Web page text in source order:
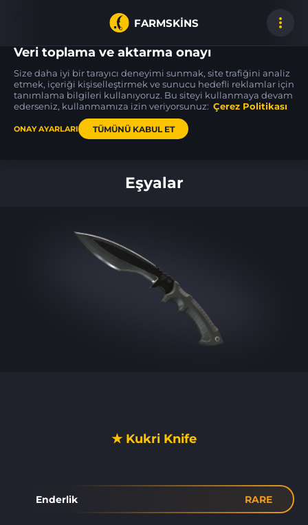
FARMSKINS
P250
Verdigris STWW
48
Eşyalar
★ Kukri Knife
Enderlik RARE
Veri toplama ve aktarma onayı
Size daha iyi bir tarayıcı deneyimi sunmak, site trafiğini analiz
etmek, içeriği kişiselleştirmek ve sunucu hedefli reklamlar için
tanımlama bilgileri kullanıyoruz. Bu siteyi kullanmaya devam
ederseniz, kullanmamıza izin veriyorsunuz: Çerez Politikası
ONAY AYARLARI TÜMÜNÜ KABUL ET